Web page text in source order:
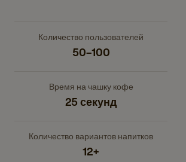
Количество пользователей
50–100
Время на чашку кофе
25 секунд
Количество вариантов напитков
12+